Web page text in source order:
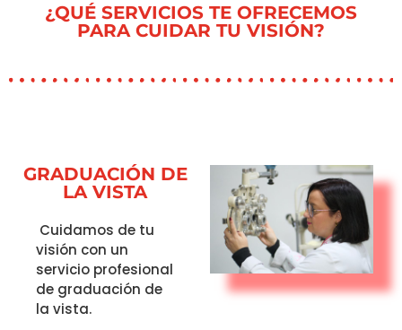
¿QUÉ SERVICIOS TE OFRECEMOS
PARA CUIDAR TU VISIÓN?
GRADUACIÓN DE
LA VISTA
Cuidamos de tu
visión con un
servicio profesional
de graduación de
la vista.